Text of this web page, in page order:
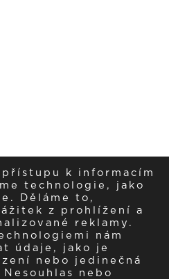
k informacím
technologie, jako
Děláme to,
z prohlížení a
reklamy.
nám
údaje, jako je
nebo jedinečná
nebo